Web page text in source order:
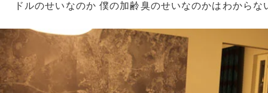
ドルのせいなのか 僕の加齢臭のせいなのかはわからな